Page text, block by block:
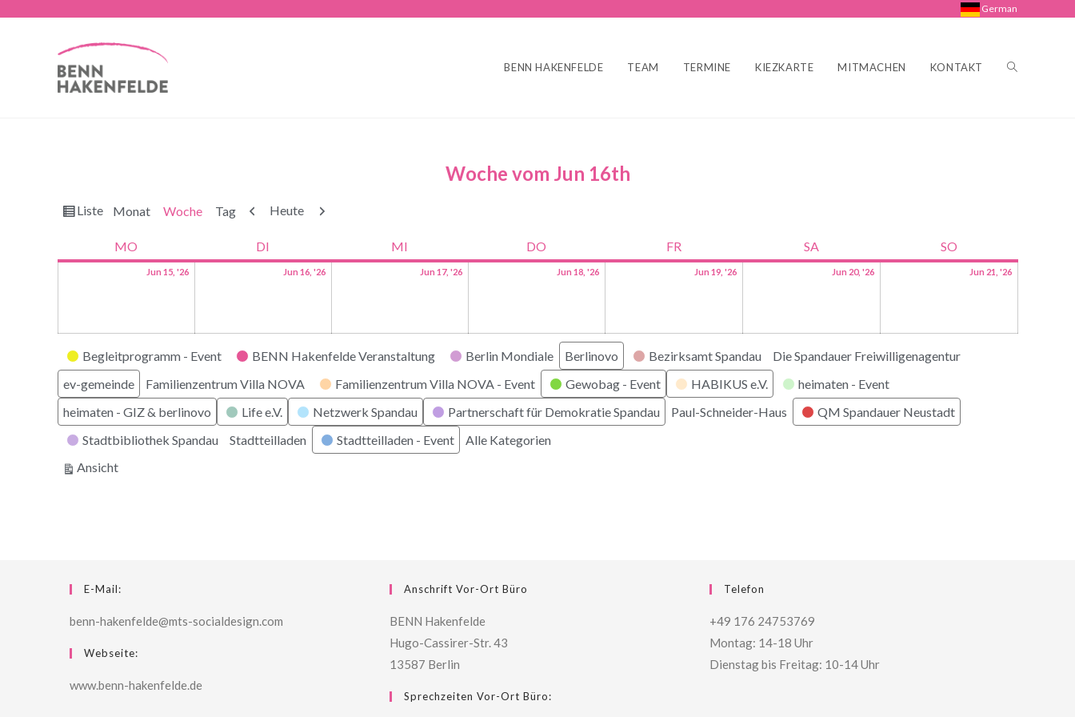
German
BENN HAKENFELDE TEAM TERMINE KIEZKARTE MITMACHEN KONTAKT
Woche vom Jun 16th
Ansicht
Liste Monat Woche Tag Zurück
Heute Weiter
MO DI MI DO FR SA SO
Jun 15, '26 Jun 16, '26 Jun 17, '26 Jun 18, '26 Jun 19, '26 Jun 20, '26 Jun 21, '26
Kategorien
Begleitprogramm - Event BENN Hakenfelde Veranstaltung Berlin Mondiale Berlinovo Bezirksamt Spandau
Die Spandauer Freiwilligenagentur
ev-gemeinde
Familienzentrum Villa NOVA Familienzentrum Villa NOVA - Event Gewobag - Event HABIKUS e.V.
heimaten - Event
heimaten - GIZ & berlinovo
Life e.V. Netzwerk Spandau Partnerschaft für Demokratie Spandau Paul-Schneider-Haus
QM Spandauer Neustadt
Stadtbibliothek Spandau
Stadtteilladen Stadtteilladen - Event
Alle Kategorien
Ansichtausdrucken
E-Mail:
benn-hakenfelde@mts-socialdesign.com
Webseite:
www.benn-hakenfelde.de
Anschrift Vor-Ort Büro
BENN Hakenfelde
Hugo-Cassirer-Str. 43
13587 Berlin
Sprechzeiten Vor-Ort Büro:
Telefon
+49 176 24753769
Montag: 14-18 Uhr
Dienstag bis Freitag: 10-14 Uhr